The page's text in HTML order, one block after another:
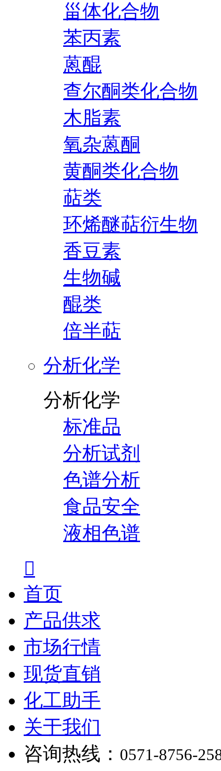
甾体化合物
苯丙素
蒽醌
查尔酮类化合物
木脂素
氧杂蒽酮
黄酮类化合物
萜类
环烯醚萜衍生物
香豆素
生物碱
醌类
倍半萜
分析化学
分析化学
标准品
分析试剂
色谱分析
食品安全
液相色谱

首页
产品供求
市场行情
现货直销
化工助手
关于我们
咨询热线： 0571-8756-